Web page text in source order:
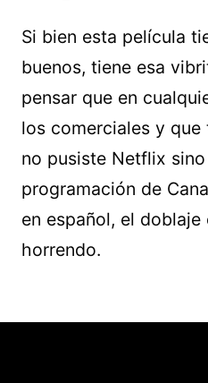
Si bien esta película
buenos, tiene esa
pensar que en
los comerciales y
no pusiste Netflix
programación de
en español, el
horrendo.